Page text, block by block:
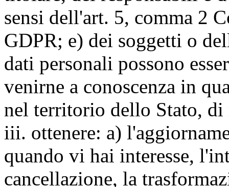
sensi dell'art. 5, comma 2
GDPR; e) dei soggetti o
dati personali possono
venirne a conoscenza in
nel territorio dello Stato,
iii. ottenere: a)
quando vi hai interesse,
cancellazione, la